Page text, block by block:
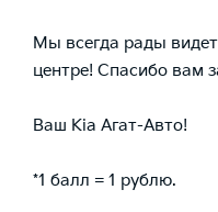
Мы всегда рады
центре! Спасибо вам
Ваш Kia Агат-Авто!
*1 балл = 1 рублю.